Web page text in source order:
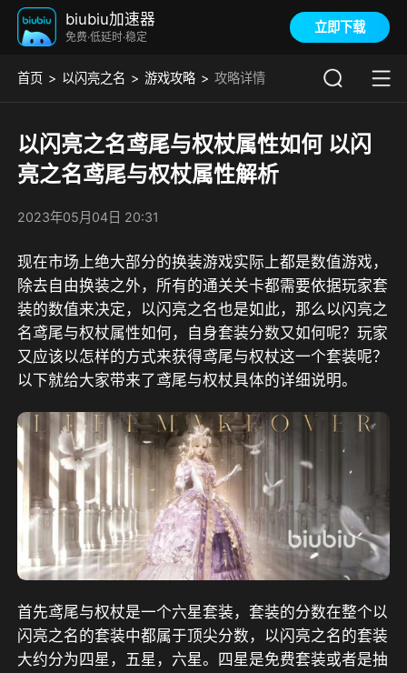
biubiu加速器
免费·低延时·稳定
立即下载
首页 以闪亮之名 游戏攻略 攻略详情
以闪亮之名鸢尾与权杖属性如何 以闪
亮之名鸢尾与权杖属性解析
2023年05月04日 20:31
现在市场上绝大部分的换装游戏实际上都是数值游戏，
除去自由换装之外，所有的通关关卡都需要依据玩家套
装的数值来决定，以闪亮之名也是如此，那么以闪亮之
名鸢尾与权杖属性如何，自身套装分数又如何呢？玩家
又应该以怎样的方式来获得鸢尾与权杖这一个套装呢？
以下就给大家带来了鸢尾与权杖具体的详细说明。
首先鸢尾与权杖是一个六星套装，套装的分数在整个以
闪亮之名的套装中都属于顶尖分数，以闪亮之名的套装
大约分为四星，五星，六星。四星是免费套装或者是抽